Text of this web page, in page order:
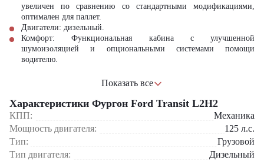
увеличен по сравнению со стандартными модификациями,
оптимален для паллет.
Двигатели: дизельный.
Комфорт: Функциональная кабина с улучшенной
шумоизоляцией и опциональными системами помощи
водителю.
Межгородская и региональная логистика с перевозкой
объемных, но не тяжеловесных грузов на паллетах.
Сервисные и инженерные службы для перевозки высокого
оборудования, строительных лестниц, длинных труб.
Оборудование мобильных офисов, лабораторий или
медицинских пунктов с возможностью установки высоких
Показать все
Характеристики Фургон Ford Transit L2H2
КПП:
Механика
Мощность двигателя:
125 л.с.
Тип:
Грузовой
Тип двигателя:
Дизельный